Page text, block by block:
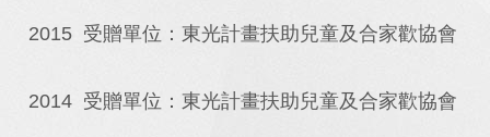
2015 受贈單位：東光計畫扶助兒童及合家歡協會
2014 受贈單位：東光計畫扶助兒童及合家歡協會